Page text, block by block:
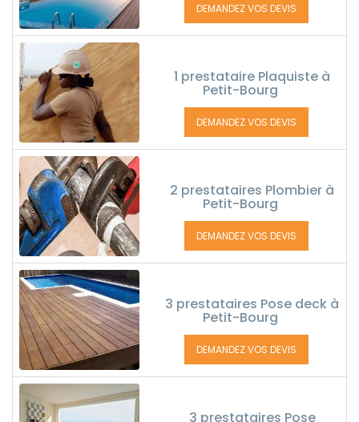
DEMANDEZ VOS DEVIS
1 prestataire Plaquiste à
Petit-Bourg
DEMANDEZ VOS DEVIS
2 prestataires Plombier à
Petit-Bourg
DEMANDEZ VOS DEVIS
3 prestataires Pose deck à
Petit-Bourg
DEMANDEZ VOS DEVIS
3 prestataires Pose